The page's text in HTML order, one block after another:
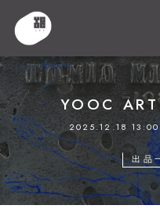
HOME
YOOC
2025.12.18
出品